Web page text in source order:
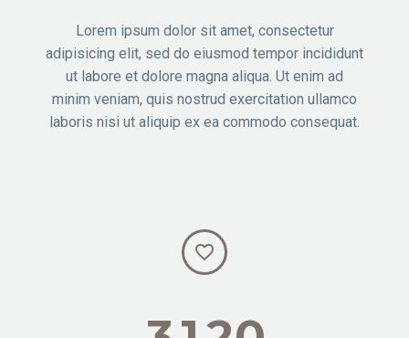
Lorem ipsum dolor sit amet, consectetur
adipisicing elit, sed do eiusmod tempor incididunt
ut labore et dolore magna aliqua. Ut enim ad
minim veniam, quis nostrud exercitation ullamco
laboris nisi ut aliquip ex ea commodo consequat.
